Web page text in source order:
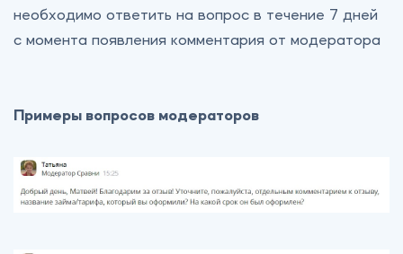
необходимо ответить на вопрос в течение 7 дней
с момента появления комментария от модератора
Примеры вопросов модераторов